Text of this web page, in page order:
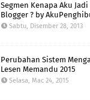
Segmen Kenapa Aku Jadi
Blogger ? by
Sabtu, Disember 28, 2013
Perubahan Sistem
Lesen Memandu 2015
Selasa, Mac 24, 2015